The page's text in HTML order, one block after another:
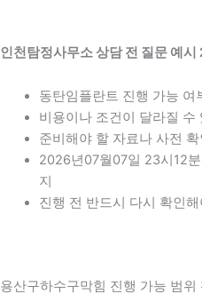
인천탐정사무소 상담 전 질문 예
동탄임플란트 진행 가능 여
비용이나 조건이 달라질 수
준비해야 할 자료나 사전
2026년07월07일 23시12
지
진행 전 반드시 다시 확인
용산구하수구막힘 진행 가능 범